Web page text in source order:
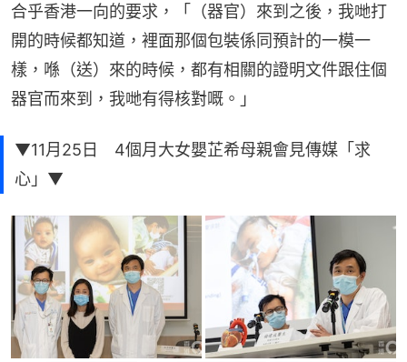
合乎香港一向的要求，「（器官）來到之後，我哋打
開的時候都知道，裡面那個包裝係同預計的一模一
樣，喺（送）來的時候，都有相關的證明文件跟住個
器官而來到，我哋有得核對嘅。」
▼11月25日 4個月大女嬰芷希母親會見傳媒「求
心」▼